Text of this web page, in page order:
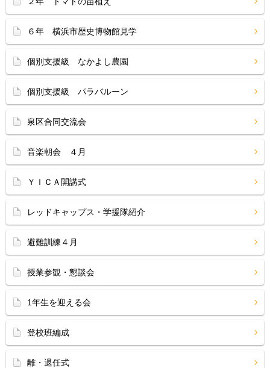
６年 横浜市歴史博物館見学
個別支援級 なかよし農園
個別支援級 パラバルーン
泉区合同交流会
音楽朝会 ４月
ＹＩＣＡ開講式
レッドキャップス・学援隊紹介
避難訓練４月
授業参観・懇談会
1年生を迎える会
登校班編成
離・退任式